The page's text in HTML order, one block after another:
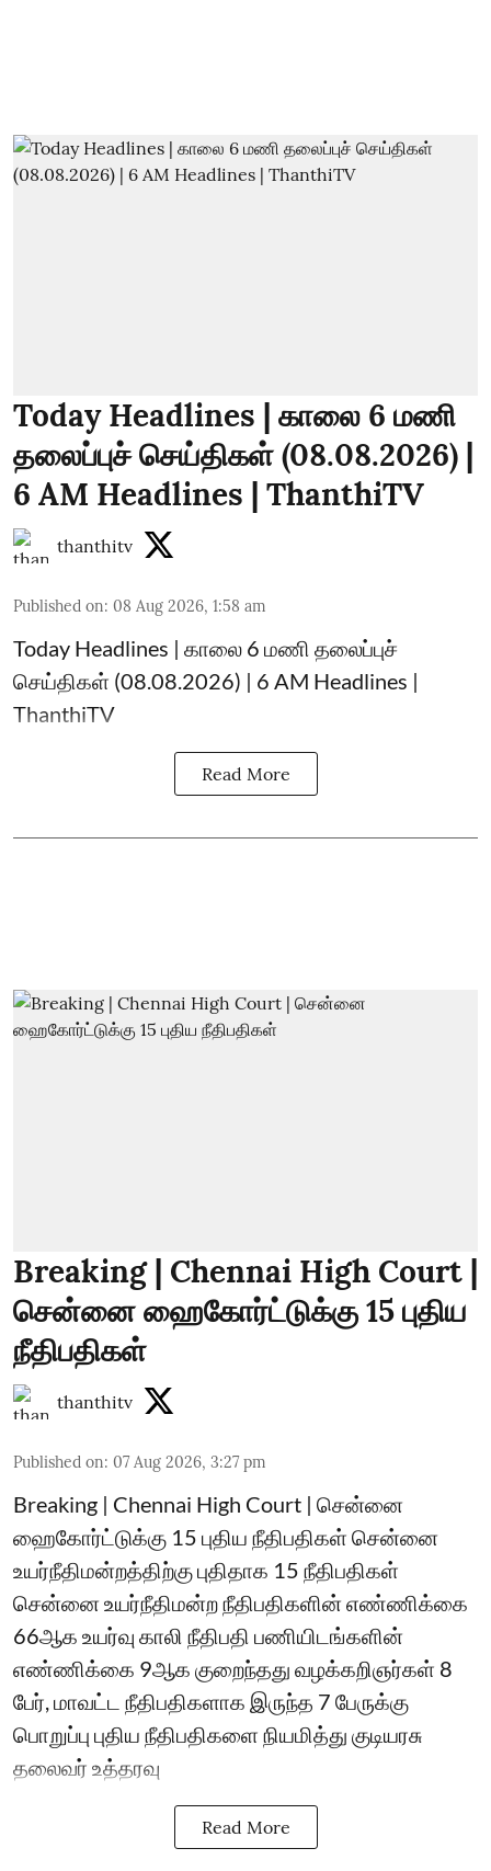
Today Headlines | காலை 6 மணி
தலைப்புச் செய்திகள் (08.08.2026) |
6 AM Headlines | ThanthiTV
thanthitv
Published on: 08 Aug 2026, 1:58 am
Today Headlines | காலை 6 மணி தலைப்புச்
செய்திகள் (08.08.2026) | 6 AM Headlines |
ThanthiTV
Read More
Breaking | Chennai High Court |
சென்னை ஹைகோர்ட்டுக்கு 15 புதிய
நீதிபதிகள்
thanthitv
Published on: 07 Aug 2026, 3:27 pm
Breaking | Chennai High Court | சென்னை
ஹைகோர்ட்டுக்கு 15 புதிய நீதிபதிகள் சென்னை
உயர்நீதிமன்றத்திற்கு புதிதாக 15 நீதிபதிகள்
சென்னை உயர்நீதிமன்ற நீதிபதிகளின் எண்ணிக்கை
66ஆக உயர்வு காலி நீதிபதி பணியிடங்களின்
எண்ணிக்கை 9ஆக குறைந்தது வழக்கறிஞர்கள் 8
பேர், மாவட்ட நீதிபதிகளாக இருந்த 7 பேருக்கு
பொறுப்பு புதிய நீதிபதிகளை நியமித்து குடியரசு
தலைவர் உத்தரவு
Read More